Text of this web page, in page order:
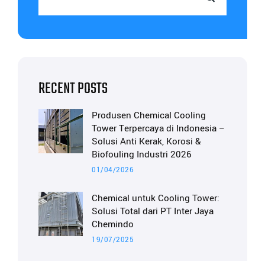
RECENT POSTS
Produsen Chemical Cooling
Tower Terpercaya di Indonesia –
Solusi Anti Kerak, Korosi &
Biofouling Industri 2026
01/04/2026
Chemical untuk Cooling Tower:
Solusi Total dari PT Inter Jaya
Chemindo
19/07/2025